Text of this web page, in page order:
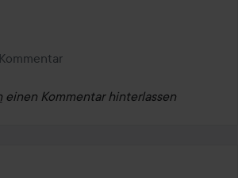
Kommentar
einen Kommentar hinterlassen